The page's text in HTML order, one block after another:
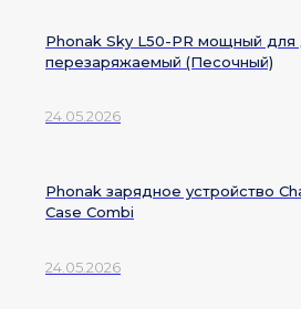
Phonak Sky L50-PR мощный для
перезаряжаемый (Песочный)
24.05.2026
Phonak зарядное устройство
Case Combi
24.05.2026